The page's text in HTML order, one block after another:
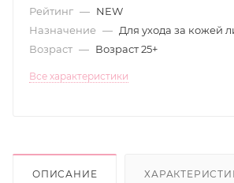
Рейтинг — NEW
Назначение — Для ухода за кожей
Возраст — Возраст 25+
Все характеристики
ОПИСАНИЕ